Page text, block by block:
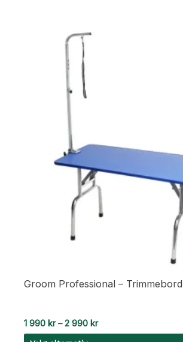
Groom Professional – Trimmebord
1 990 kr – 2 990 krPrisområde:
1